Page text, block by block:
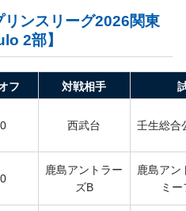
リンスリーグ2026関東
2部】
フ 対戦相手
西武台 壬生総合
鹿島アントラー
ズB
鹿島アン
ミ